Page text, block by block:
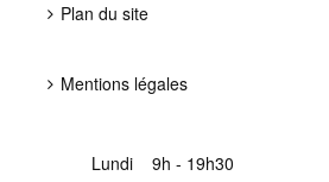
Plan du site
Mentions légales
Lundi
9h - 19h30